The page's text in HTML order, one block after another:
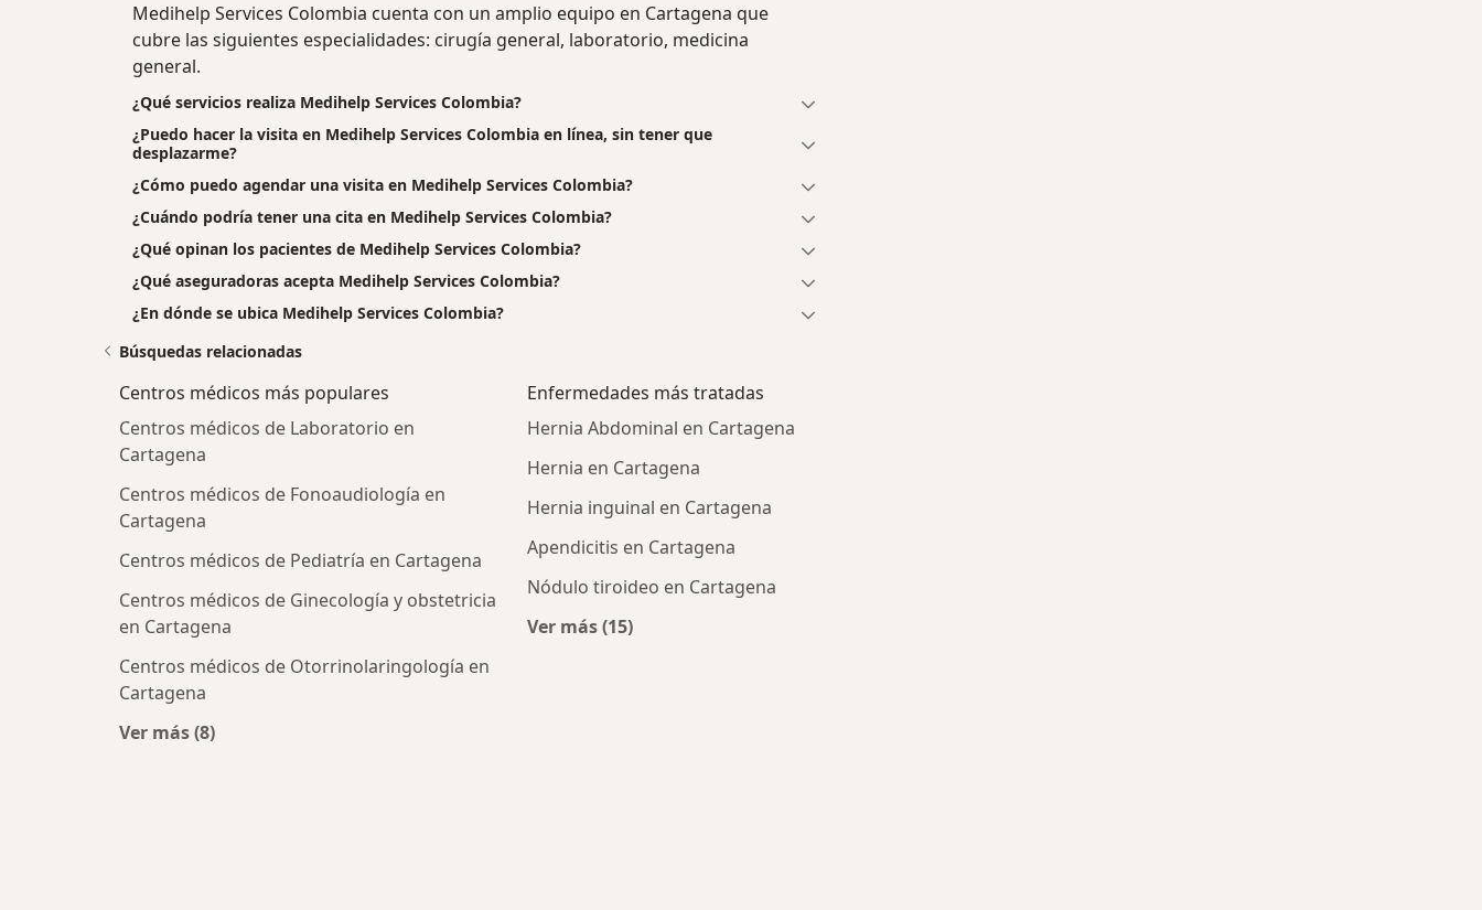
Medihelp Services Colombia cuenta con un amplio equipo en Cartagena que
cubre las siguientes especialidades: cirugía general, laboratorio, medicina
general.
¿Qué servicios realiza Medihelp Services Colombia?
¿Puedo hacer la visita en Medihelp Services Colombia en línea, sin tener que
desplazarme?
¿Cómo puedo agendar una visita en Medihelp Services Colombia?
¿Cuándo podría tener una cita en Medihelp Services Colombia?
¿Qué opinan los pacientes de Medihelp Services Colombia?
¿Qué aseguradoras acepta Medihelp Services Colombia?
¿En dónde se ubica Medihelp Services Colombia?
Búsquedas relacionadas
Centros médicos más populares
Centros médicos de Laboratorio en
Cartagena
Centros médicos de Fonoaudiología en
Cartagena
Centros médicos de Pediatría en Cartagena
Centros médicos de Ginecología y obstetricia
en Cartagena
Centros médicos de Otorrinolaringología en
Cartagena
Ver más (8)
Enfermedades más tratadas
Hernia Abdominal en Cartagena
Hernia en Cartagena
Hernia inguinal en Cartagena
Apendicitis en Cartagena
Nódulo tiroideo en Cartagena
Ver más (15)